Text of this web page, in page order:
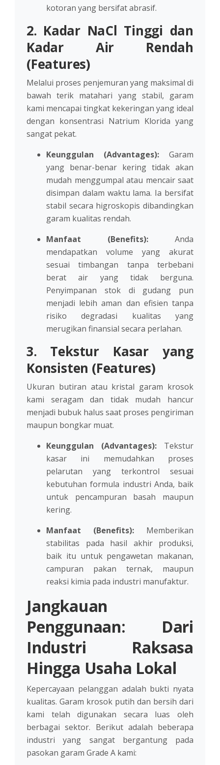
kotoran yang bersifat abrasif.
2. Kadar NaCl Tinggi dan
Kadar Air Rendah
(Features)
Melalui proses penjemuran yang maksimal di
bawah terik matahari yang stabil, garam
kami mencapai tingkat kekeringan yang ideal
dengan konsentrasi Natrium Klorida yang
sangat pekat.
Keunggulan (Advantages): Garam
yang benar-benar kering tidak akan
mudah menggumpal atau mencair saat
disimpan dalam waktu lama. Ia bersifat
stabil secara higroskopis dibandingkan
garam kualitas rendah.
Manfaat (Benefits): Anda
mendapatkan volume yang akurat
sesuai timbangan tanpa terbebani
berat air yang tidak berguna.
Penyimpanan stok di gudang pun
menjadi lebih aman dan efisien tanpa
risiko degradasi kualitas yang
merugikan finansial secara perlahan.
3. Tekstur Kasar yang
Konsisten (Features)
Ukuran butiran atau kristal garam krosok
kami seragam dan tidak mudah hancur
menjadi bubuk halus saat proses pengiriman
maupun bongkar muat.
Keunggulan (Advantages): Tekstur
kasar ini memudahkan proses
pelarutan yang terkontrol sesuai
kebutuhan formula industri Anda, baik
untuk pencampuran basah maupun
kering.
Manfaat (Benefits): Memberikan
stabilitas pada hasil akhir produksi,
baik itu untuk pengawetan makanan,
campuran pakan ternak, maupun
reaksi kimia pada industri manufaktur.
Jangkauan
Penggunaan: Dari
Industri Raksasa
Hingga Usaha Lokal
Kepercayaan pelanggan adalah bukti nyata
kualitas. Garam krosok putih dan bersih dari
kami telah digunakan secara luas oleh
berbagai sektor. Berikut adalah beberapa
industri yang sangat bergantung pada
pasokan garam Grade A kami: